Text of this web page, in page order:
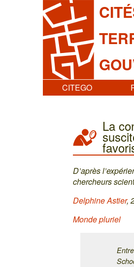
CITEGO
La
D’après
chercheurs
Delphine Astier,
Monde pluriel